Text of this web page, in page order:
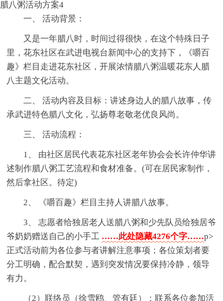
腊八粥活动方案4
一、 活动背景：
又是一年腊八时，时间过得很快，在这个特殊日子
里，花东社区在武进电视台新闻中心的支持下，《嚼百
趣》栏目走进花东社区，开展浓情腊八粥温暖花东人腊
八主题文化活动。
二、 活动内容及目标：讲述身边人的腊八故事，传
承武进特色腊八文化，弘扬尊老敬老优良风尚。
三、 活动流程：
1、 由社区居民代表花东社区老年协会会长许仲华讲
述制作腊八粥工艺流程和食材准备。(可在居民家制作，
然后拿社区。待定)
2、 《嚼百趣》栏目主持人讲腊八故事。
3、 志愿者给独居老人送腊八粥和少先队员给独居爷
爷奶奶赠送自己的小手工 ……此处隐藏4276个字……p>
正式活动前为各位参与者讲解注意事项；各位策划者要
分工明确，配合默契，遇到突发情况要保持冷静，领导
有力。
（2）联络员（徐雪鸥、管有廷）：联系各位参加活